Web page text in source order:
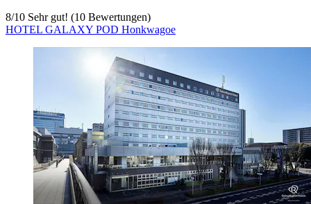
8/10 Sehr gut! (10 Bewertungen)
HOTEL GALAXY POD Honkwagoe